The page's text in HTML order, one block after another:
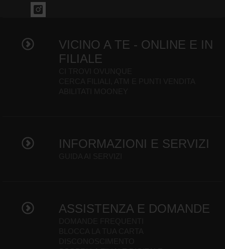
VICINO A TE - ONLINE E IN
FILIALE
INFORMAZIONI E SERVIZI
ASSISTENZA E DOMANDE